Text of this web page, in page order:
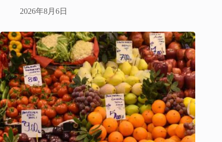
2026年8月6日